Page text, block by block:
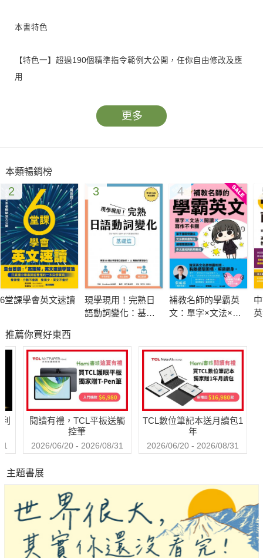
本書特色
【特色一】超過190個精準指令範例大公開，任你自由修改及應
用
幾秒內得到答案。教你輸入提示語的技巧，並詳細解析運用語言
學及教育專業術語的指令語句架構，讓你可依據個人需求隨意修
【特色二】一次建構口說、聽力、閱讀、寫作、詞彙、文法等必
備英語技能
本書統整如何善用ChatGPT設計符合個人程度學習內容的方法。
包含單字詞彙表製作、文法題型演練、閱讀文本翻譯、文章編寫
及審校、考題設計等多樣化教材，
ChatGPT都能快速生成，助你達到最高學習成就！
【特色三】針對商用、考試、教學、旅遊、生活會話等不同需求
等英語表達及溝通技巧，同時提升電子郵件及履歷等商用文件的
撰寫能力。
● 針對應試考生：依據自身英文程度及能力，運用ChatGPT擴充
詞彙量、加強文法觀念，甚至幫你校閱及修改作文。輸入指令馬
上取得大量客製化的檢定考題，讓你透過持續不斷的練習增加手
● 針對英語教學者：迅速生成各種聽說讀寫課程所須的文章範本
及練習題，擬定教案、製作考題及學習單，讓教材變得豐富多
元。
● 針對海外旅遊及生活會話者：提供不同情境的會話範本，透過
和ChatGPT對談來練習發音、語調、語速，讓你克服不敢開口的
更多
本類暢銷榜
2
6堂課學會英文速讀
3
現學現用！完熟日
語動詞變化：基礎
4
補教名師的學霸英
文：單字×文法×閱
推薦你買好東西
閱讀有禮，TCL平板送觸
控筆
2026/06/20 - 2026/08/31
TCL數位筆記本送月讀包1
年
2026/06/20 - 2026/08/31
主題書展